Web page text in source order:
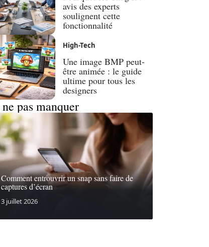
avis des experts
soulignent cette
fonctionnalité
High-Tech
Une image BMP peut-
être animée : le guide
ultime pour tous les
designers
pas manquer
Comment entrouvrir un snap sans faire de
captures d’écran
3 juillet 2026